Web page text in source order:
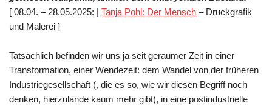
[ 08.04. – 28.05.2025: | Tanja Pohl: Der Mensch – Druckgrafik
und Malerei ]
Tatsächlich befinden wir uns ja seit geraumer Zeit in einer
Transformation, einer Wendezeit: dem Wandel von der früheren
Industriegesellschaft (, die es so, wie wir diesen Begriff noch
denken, hierzulande kaum mehr gibt), in eine postindustrielle